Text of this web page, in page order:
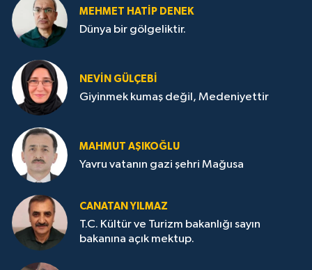
MEHMET HATİP DENEK
Dünya bir gölgeliktir.
NEVİN GÜLÇEBİ
Giyinmek kumaş değil, Medeniyettir
MAHMUT AŞIKOĞLU
Yavru vatanın gazi şehri Mağusa
CANATAN YILMAZ
T.C. Kültür ve Turizm bakanlığı sayın
bakanına açık mektup.